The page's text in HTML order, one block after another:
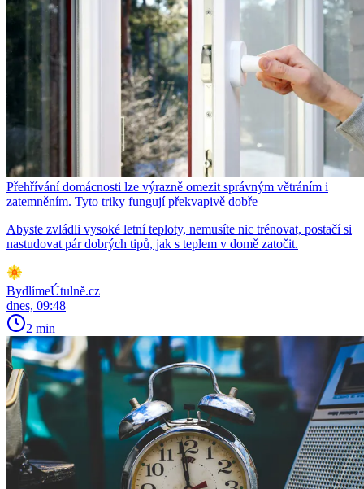
Přehřívání domácnosti lze výrazně omezit správným větráním i
zatemněním. Tyto triky fungují překvapivě dobře
Abyste zvládli vysoké letní teploty, nemusíte nic trénovat, postačí si
nastudovat pár dobrých tipů, jak s teplem v domě zatočit.
BydlímeÚtulně.cz
dnes, 09:48
2 min